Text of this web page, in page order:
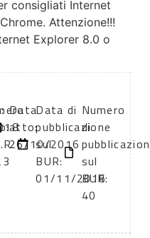
consigliati Internet
Attenzione!!!
Explorer 8.0 o
Data
atto:
26/10/2016
Data di
pubblicazione
sul
BUR:
01/11/2016
Numero
di
sul
BUR:
40